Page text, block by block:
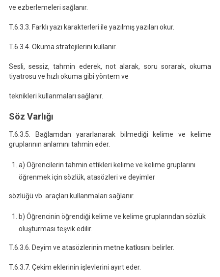
ve ezberlemeleri sağlanır.
T.6.3.3. Farklı yazı karakterleri ile yazılmış yazıları okur.
T.6.3.4. Okuma stratejilerini kullanır.
Sesli, sessiz, tahmin ederek, not alarak, soru sorarak, okuma
tiyatrosu ve hızlı okuma gibi yöntem ve
teknikleri kullanmaları sağlanır.
Söz Varlığı
T.6.3.5. Bağlamdan yararlanarak bilmediği kelime ve kelime
gruplarının anlamını tahmin eder.
a) Öğrencilerin tahmin ettikleri kelime ve kelime gruplarını
öğrenmek için sözlük, atasözleri ve deyimler
sözlüğü vb. araçları kullanmaları sağlanır.
b) Öğrencinin öğrendiği kelime ve kelime gruplarından sözlük
oluşturması teşvik edilir.
T.6.3.6. Deyim ve atasözlerinin metne katkısını belirler.
T.6.3.7. Çekim eklerinin işlevlerini ayırt eder.